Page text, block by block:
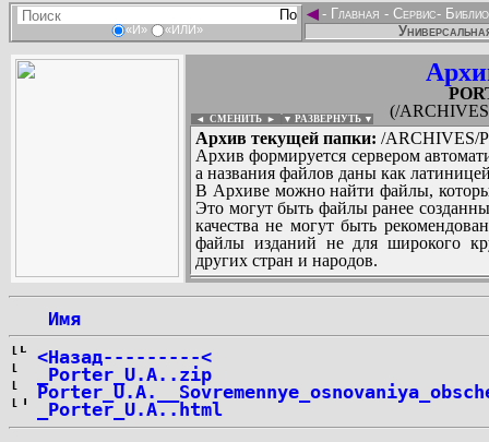
«И» «ИЛИ»
◄- Главная - Сервис-
(/
◄ СМЕНИТЬ ► ▼ РАЗВЕРНУТЬ ▼
Архив текущей папки: /ARCHIVES/
Архив формируется сервером
а названия файлов даны как
В Архиве можно найти файлы,
Это могут быть файлы ранее
качества не могут быть
файлы изданий не для широкого
других стран и народов.
Имя
<Назад---------<
_Porter_U.A..zip
_Porter_U.A..html